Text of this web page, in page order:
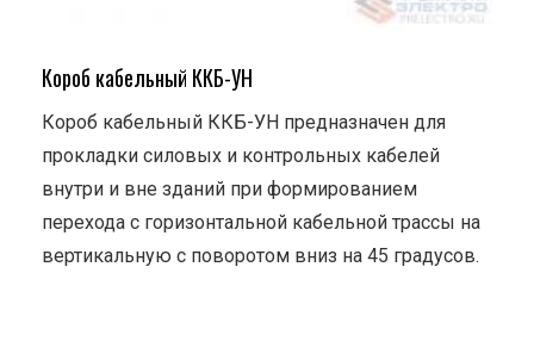
Короб кабельный ККБ-УН
Короб кабельный ККБ-УН предназначен для
прокладки силовых и контрольных кабелей
внутри и вне зданий при формированием
перехода с горизонтальной кабельной трассы на
вертикальную с поворотом вниз на 45 градусов.